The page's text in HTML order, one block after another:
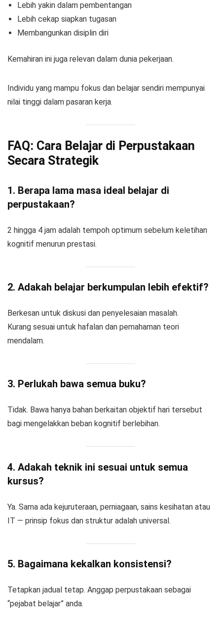
Lebih yakin dalam pembentangan
Lebih cekap siapkan tugasan
Membangunkan disiplin diri
Kemahiran ini juga relevan dalam dunia pekerjaan.
Individu yang mampu fokus dan belajar sendiri mempunyai
nilai tinggi dalam pasaran kerja.
FAQ: Cara Belajar di Perpustakaan
Secara Strategik
1. Berapa lama masa ideal belajar di
perpustakaan?
2 hingga 4 jam adalah tempoh optimum sebelum keletihan
kognitif menurun prestasi.
2. Adakah belajar berkumpulan lebih efektif?
Berkesan untuk diskusi dan penyelesaian masalah.
Kurang sesuai untuk hafalan dan pemahaman teori
mendalam.
3. Perlukah bawa semua buku?
Tidak. Bawa hanya bahan berkaitan objektif hari tersebut
bagi mengelakkan beban kognitif berlebihan.
4. Adakah teknik ini sesuai untuk semua
kursus?
Ya. Sama ada kejuruteraan, perniagaan, sains kesihatan atau
IT — prinsip fokus dan struktur adalah universal.
5. Bagaimana kekalkan konsistensi?
Tetapkan jadual tetap. Anggap perpustakaan sebagai
“pejabat belajar” anda.